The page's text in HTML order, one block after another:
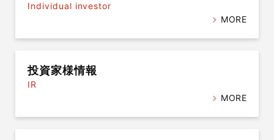
Individual investor
MORE
投資家様情報
IR
MORE